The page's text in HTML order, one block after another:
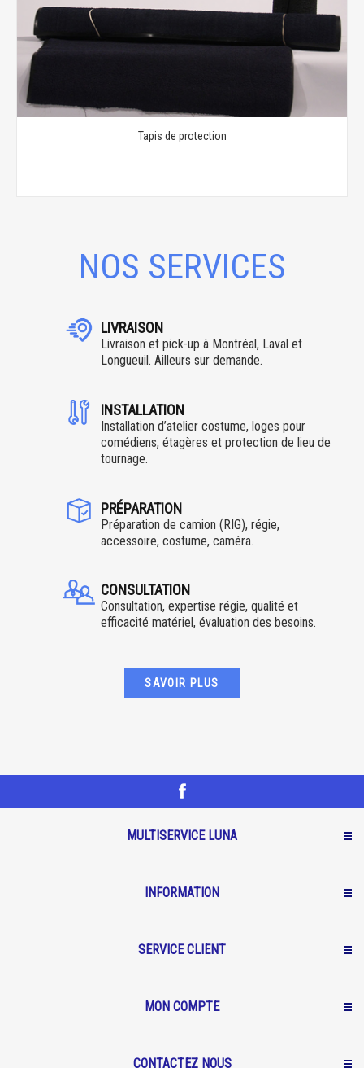
Tapis de protection
NOS SERVICES
LIVRAISON
Livraison et pick-up à Montréal, Laval et
Longueuil. Ailleurs sur demande.
INSTALLATION
Installation d’atelier costume, loges pour
comédiens, étagères et protection de lieu de
tournage.
PRÉPARATION
Préparation de camion (RIG), régie,
accessoire, costume, caméra.
CONSULTATION
Consultation, expertise régie, qualité et
efficacité matériel, évaluation des besoins.
SAVOIR PLUS
MULTISERVICE LUNA
INFORMATION
SERVICE CLIENT
MON COMPTE
CONTACTEZ NOUS